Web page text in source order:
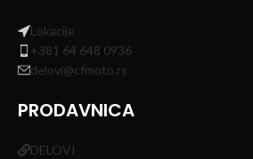
Lokacije
+381 64 648 0936
delovi@cfmoto.rs
PRODAVNICA
DELOVI